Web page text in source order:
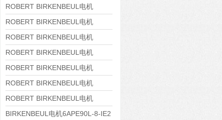
8APE225M-4-IE3
ROBERT BIRKENBEUL电机
8APE180L-4 IE3
ROBERT BIRKENBEUL电机
8APE160M-6 IE3
ROBERT BIRKENBEUL电机
8APE160L-4-IE3
ROBERT BIRKENBEUL电机
8APE112M-6K-IE3
ROBERT BIRKENBEUL电机
8APE100L-2 IE3
ROBERT BIRKENBEUL电机
8APE90S-4 IE3
ROBERT BIRKENBEUL电机
8APE80M-2K-IE3
BIRKENBEUL电机6APE90L-8-IE2